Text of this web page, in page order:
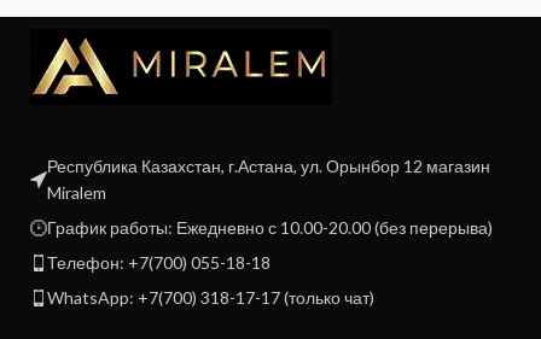
Республика Казахстан, г.Астана, ул. Орынбор 12 магазин
Miralem
График работы: Ежедневно с 10.00-20.00 (без перерыва)
Телефон: +7(700) 055-18-18
WhatsApp: +7(700) 318-17-17 (только чат)